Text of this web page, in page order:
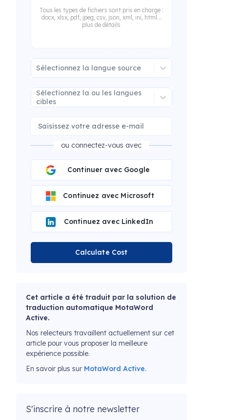
Tous les types de fichiers sont pris en charge :
docx, xlsx, pdf, jpeg, csv, json, xml, ini, html...
plus de détails
Sélectionnez la langue source
Sélectionnez la ou les langues
cibles
ou connectez-vous avec
Continuer avec Google
Continuez avec Microsoft
Continuez avec LinkedIn
Calculate Cost
Cet article a été traduit par la solution de
traduction automatique MotaWord
Active.
Nos relecteurs travaillent actuellement sur cet
article pour vous proposer la meilleure
expérience possible.
En savoir plus sur MotaWord Active.
S'inscrire à notre newsletter